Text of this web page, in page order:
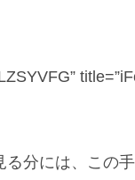
る分には、この